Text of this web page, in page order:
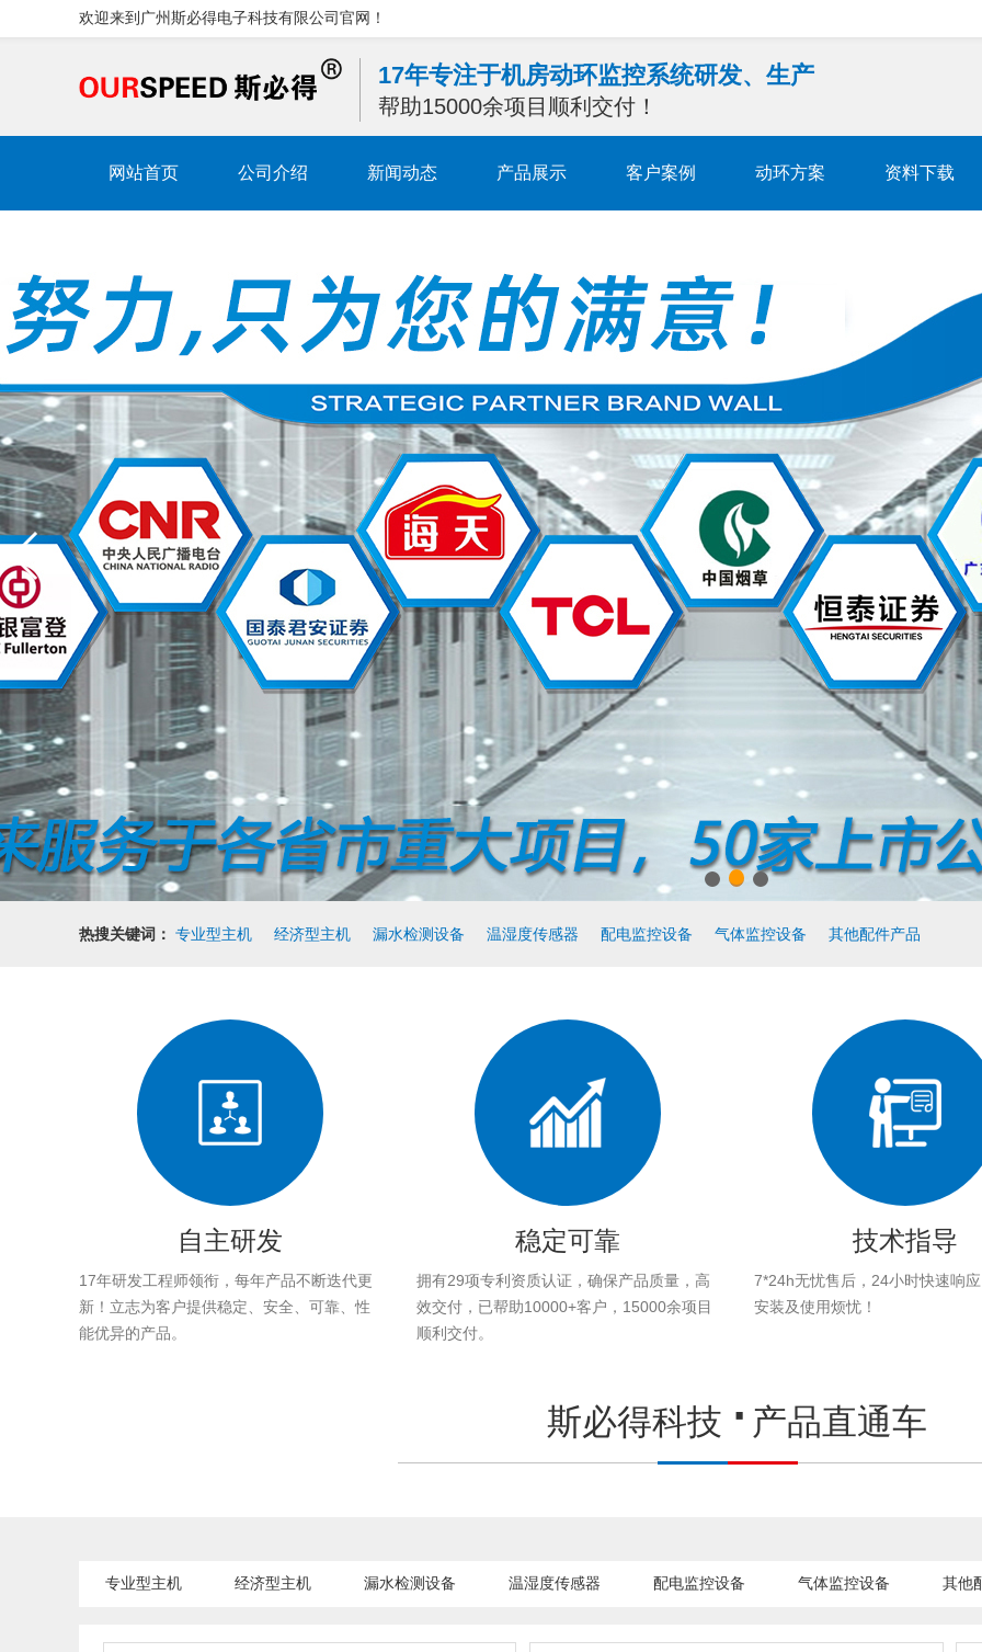
欢迎来到广州斯必得电子科技有限公司官网！
17年专注于机房动环监控系统研发、生产
帮助15000余项目顺利交付！
网站首页 公司介绍 新闻动态 产品展示 客户案例 动环方案 资料下载
热搜关键词： 专业型主机 经济型主机 漏水检测设备 温湿度传感器 配电监控设备 气体监控设备 其他配件产品
自主研发
17年研发工程师领衔，每年产品不断迭代更
新！立志为客户提供稳定、安全、可靠、性
能优异的产品。
稳定可靠
拥有29项专利资质认证，确保产品质量，高
效交付，已帮助10000+客户，15000余项目
顺利交付。
技术指导
7*24h无忧售后，24小时快速响
安装及使用烦忧！
斯必得科技 产品直通车
专业型主机 经济型主机 漏水检测设备 温湿度传感器 配电监控设备 气体监控设备 其他